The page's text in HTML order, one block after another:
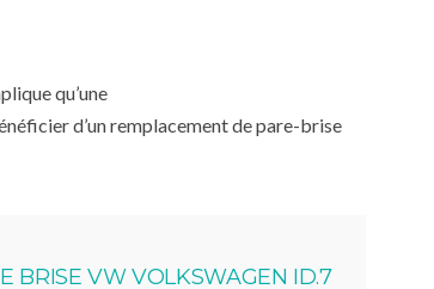
qu’une
d’un remplacement de pare-brise
BRISE VW VOLKSWAGEN ID.7